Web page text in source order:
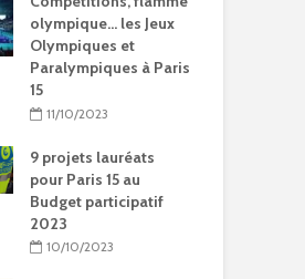
olympique… les Jeux
Olympiques et
Paralympiques à Paris
15
11/10/2023
9 projets lauréats
pour Paris 15 au
Budget participatif
2023
10/10/2023